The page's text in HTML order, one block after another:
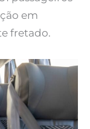
em
fretado.